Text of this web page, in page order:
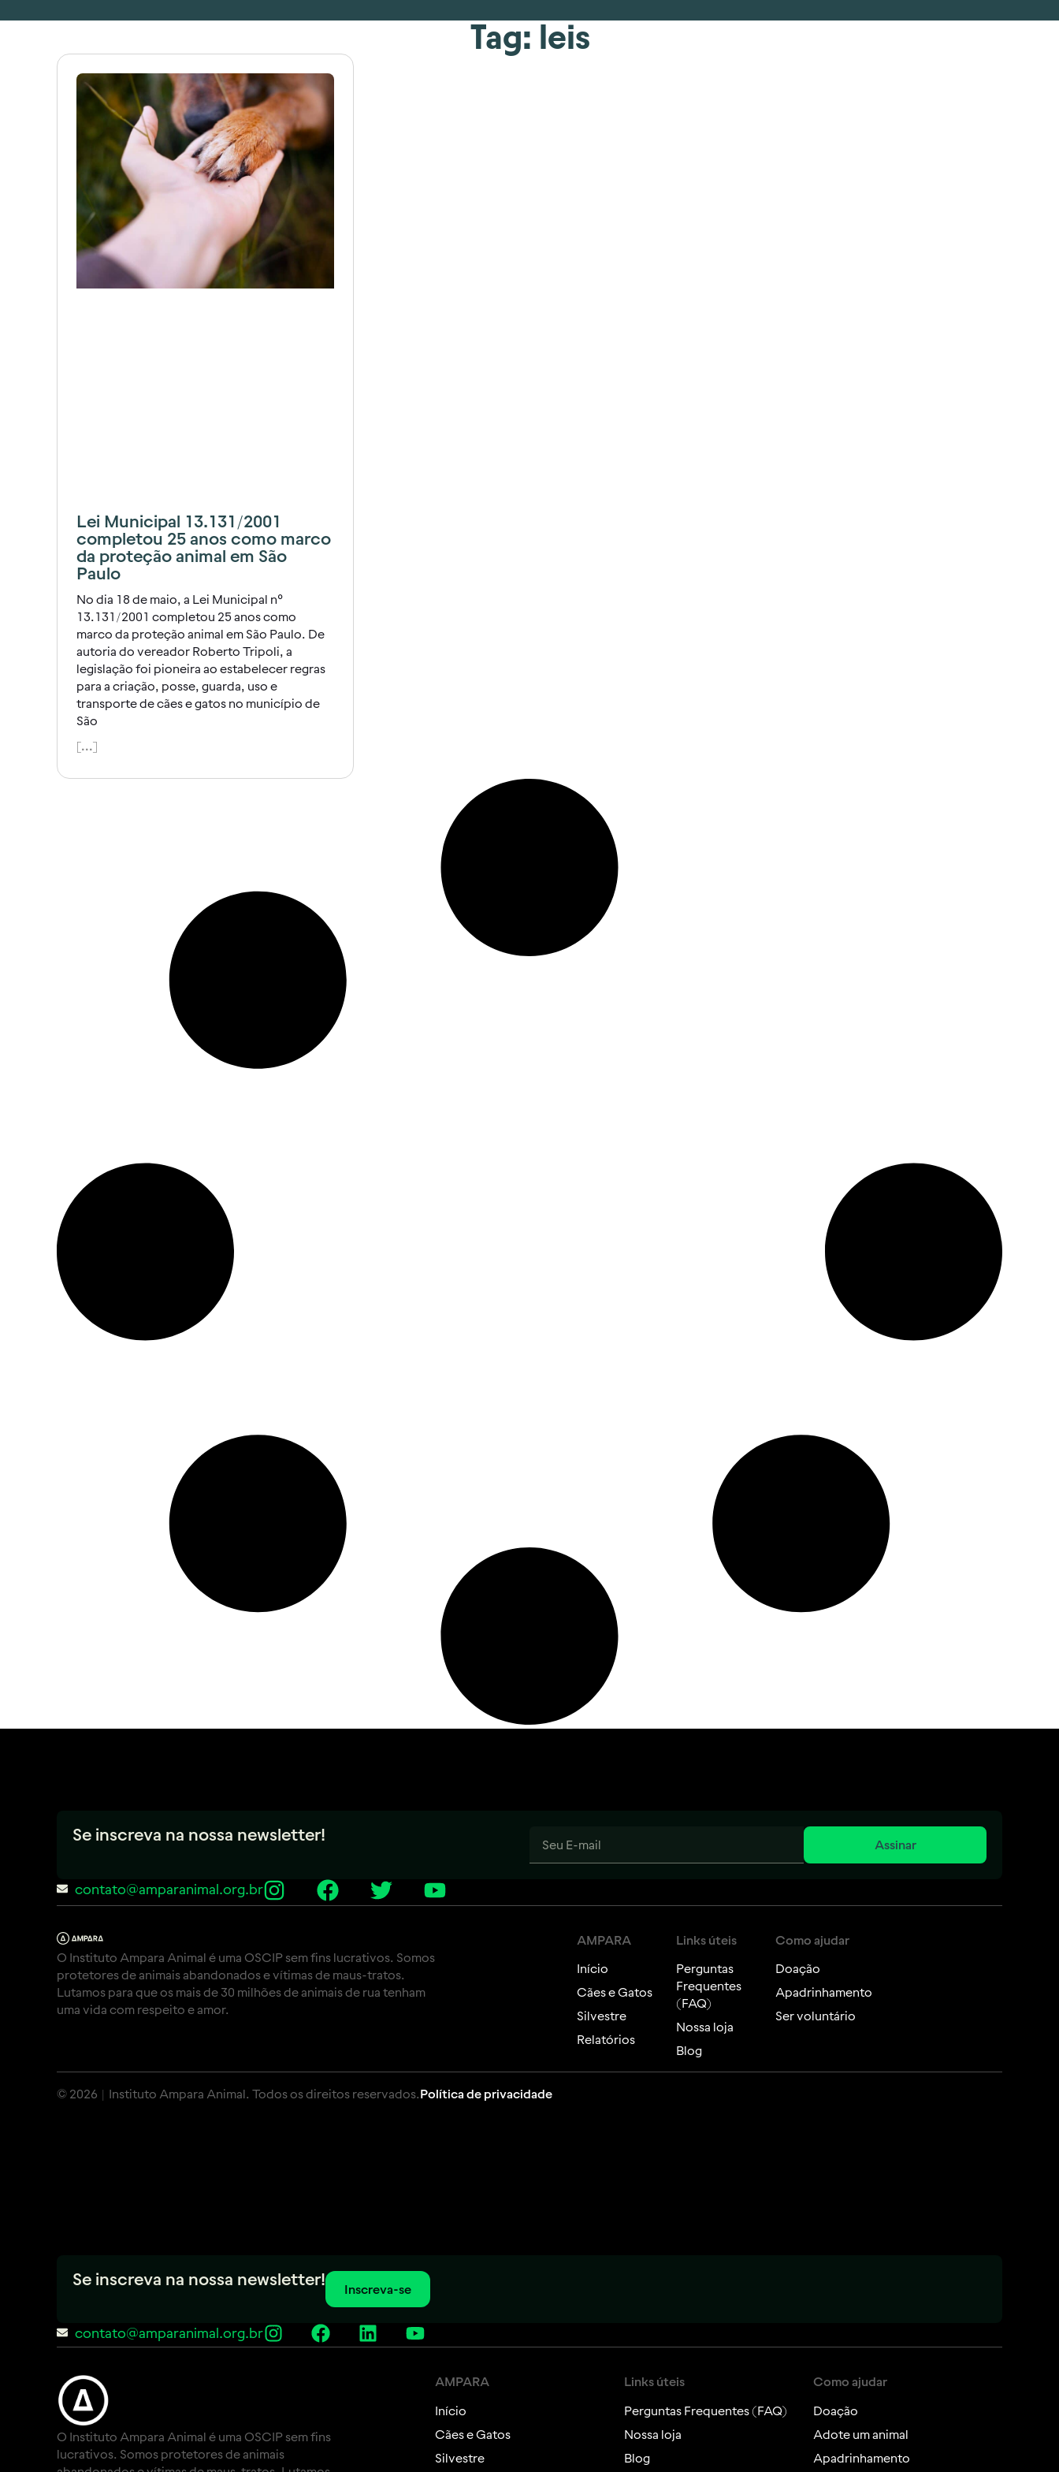
Tag: leis
Lei Municipal 13.131/2001
completou 25 anos como marco
da proteção animal em São
Paulo
No dia 18 de maio, a Lei Municipal nº
13.131/2001 completou 25 anos como
marco da proteção animal em São Paulo. De
autoria do vereador Roberto Tripoli, a
legislação foi pioneira ao estabelecer regras
para a criação, posse, guarda, uso e
transporte de cães e gatos no município de
São
[...]
Se inscreva na nossa newsletter!
Assinar
contato@amparanimal.org.br
O Instituto Ampara Animal é uma OSCIP sem fins lucrativos. Somos
protetores de animais abandonados e vítimas de maus-tratos.
Lutamos para que os mais de 30 milhões de animais de rua tenham
uma vida com respeito e amor.
AMPARA
Início
Cães e Gatos
Silvestre
Relatórios
Links úteis
Perguntas
Frequentes
(FAQ)
Nossa loja
Blog
Como ajudar
Doação
Apadrinhamento
Ser voluntário
© 2026 | Instituto Ampara Animal. Todos os direitos reservados.Política de privacidade
Se inscreva na nossa newsletter! Inscreva-se
contato@amparanimal.org.br
O Instituto Ampara Animal é uma OSCIP sem fins
lucrativos. Somos protetores de animais
AMPARA
Início
Cães e Gatos
Silvestre
Links úteis
Perguntas Frequentes (FAQ)
Nossa loja
Blog
Como ajudar
Doação
Adote um animal
Apadrinhamento